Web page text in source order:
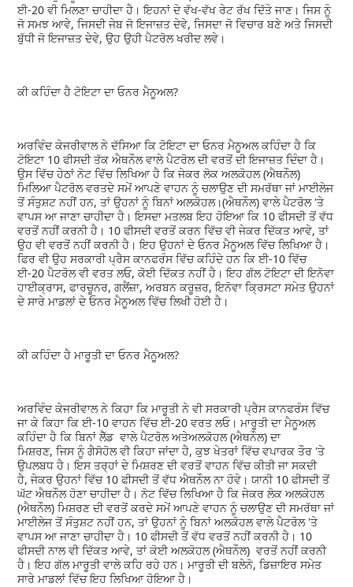
ਈ-20 ਵੀ ਮਿਲਣਾ ਚਾਹੀਦਾ ਹੈ। ਇਹਨਾਂ ਦੇ ਵੱਖ-ਵੱਖ ਰੇਟ ਰੱਖ ਦਿੱਤੇ ਜਾਣ। ਜਿਸ ਨੂੰ
ਜੋ ਸਮਝ ਆਵੇ, ਜਿਸਦੀ ਜੇਬ ਜੋ ਇਜਾਜ਼ਤ ਦੇਵੇ, ਜਿਸਦਾ ਜੋ ਵਿਚਾਰ ਬਣੇ ਅਤੇ ਜਿਸਦੀ
ਬੁੱਧੀ ਜੋ ਇਜਾਜ਼ਤ ਦੇਵੇ, ਉਹ ਉਹੀ ਪੈਟਰੋਲ ਖਰੀਦ ਲਵੇ।
ਕੀ ਕਹਿੰਦਾ ਹੈ ਟੋਇਟਾ ਦਾ ਓਨਰ ਮੈਨੂਅਲ?
ਅਰਵਿੰਦ ਕੇਜਰੀਵਾਲ ਨੇ ਦੱਸਿਆ ਕਿ ਟੋਇਟਾ ਦਾ ਓਨਰ ਮੈਨੂਅਲ ਕਹਿੰਦਾ ਹੈ ਕਿ
ਟੋਇਟਾ 10 ਫੀਸਦੀ ਤੱਕ ਐਥਨੌਲ ਵਾਲੇ ਪੈਟਰੋਲ ਦੀ ਵਰਤੋਂ ਦੀ ਇਜਾਜ਼ਤ ਦਿੰਦਾ ਹੈ।
ਉਸ ਵਿੱਚ ਹੇਠਾਂ ਨੋਟ ਵਿੱਚ ਲਿਖਿਆ ਹੈ ਕਿ ਜੇਕਰ ਲੋਕ ਅਲਕੋਹਲ (ਐਥਨੌਲ)
ਮਿਲਿਆ ਪੈਟਰੋਲ ਵਰਤਦੇ ਸਮੇਂ ਆਪਣੇ ਵਾਹਨ ਨੂੰ ਚਲਾਉਣ ਦੀ ਸਮਰੱਥਾ ਜਾਂ ਮਾਈਲੇਜ
ਤੋਂ ਸੰਤੁਸ਼ਟ ਨਹੀਂ ਹਨ, ਤਾਂ ਉਹਨਾਂ ਨੂੰ ਬਿਨਾਂ ਅਲਕੋਹਲ।(ਐਥਨੌਲ) ਵਾਲੇ ਪੈਟਰੋਲ 'ਤੇ
ਵਾਪਸ ਆ ਜਾਣਾ ਚਾਹੀਦਾ ਹੈ। ਇਸਦਾ ਮਤਲਬ ਇਹ ਹੋਇਆ ਕਿ 10 ਫੀਸਦੀ ਤੋਂ ਵੱਧ
ਵਰਤੋਂ ਨਹੀਂ ਕਰਨੀ ਹੈ। 10 ਫੀਸਦੀ ਵਰਤੋਂ ਕਰਨ ਵਿੱਚ ਵੀ ਜੇਕਰ ਦਿੱਕਤ ਆਵੇ, ਤਾਂ
ਉਹ ਵੀ ਵਰਤੋਂ ਨਹੀਂ ਕਰਨੀ ਹੈ। ਇਹ ਉਹਨਾਂ ਦੇ ਓਨਰ ਮੈਨੂਅਲ ਵਿੱਚ ਲਿਖਿਆ ਹੈ।
ਫਿਰ ਵੀ ਉਹ ਸਰਕਾਰੀ ਪ੍ਰੈਸ ਕਾਨਫਰੰਸ ਵਿੱਚ ਕਹਿੰਦੇ ਹਨ ਕਿ ਈ-10 ਵਿੱਚ
ਈ-20 ਪੈਟਰੋਲ ਵੀ ਵਰਤ ਲਓ, ਕੋਈ ਦਿੱਕਤ ਨਹੀਂ ਹੈ। ਇਹ ਗੱਲ ਟੋਇਟਾ ਦੀ ਇਨੋਵਾ
ਹਾਈਕ੍ਰਾਸ, ਫਾਰਚੂਨਰ, ਗਲੈਂਜ਼ਾ, ਅਰਬਨ ਕਰੂਜ਼ਰ, ਇਨੋਵਾ ਕ੍ਰਿਸਟਾ ਸਮੇਤ ਉਹਨਾਂ
ਦੇ ਸਾਰੇ ਮਾਡਲਾਂ ਦੇ ਓਨਰ ਮੈਨੂਅਲ ਵਿੱਚ ਲਿਖੀ ਹੋਈ ਹੈ।
ਕੀ ਕਹਿੰਦਾ ਹੈ ਮਾਰੂਤੀ ਦਾ ਓਨਰ ਮੈਨੂਅਲ?
ਅਰਵਿੰਦ ਕੇਜਰੀਵਾਲ ਨੇ ਕਿਹਾ ਕਿ ਮਾਰੂਤੀ ਨੇ ਵੀ ਸਰਕਾਰੀ ਪ੍ਰੈਸ ਕਾਨਫਰੰਸ ਵਿੱਚ
ਜਾ ਕੇ ਕਿਹਾ ਕਿ ਈ-10 ਵਾਹਨ ਵਿੱਚ ਈ-20 ਵਰਤ ਲਓ। ਮਾਰੂਤੀ ਦਾ ਮੈਨੂਅਲ
ਕਹਿੰਦਾ ਹੈ ਕਿ ਬਿਨਾਂ ਲੈੱਡ ਵਾਲੇ ਪੈਟਰੋਲ ਅਤੇਅਲਕੋਹਲ (ਐਥਨੌਲ) ਦਾ
ਮਿਸ਼ਰਣ, ਜਿਸ ਨੂੰ ਗੈਸੋਹੋਲ ਵੀ ਕਿਹਾ ਜਾਂਦਾ ਹੈ, ਕੁਝ ਖੇਤਰਾਂ ਵਿੱਚ ਵਪਾਰਕ ਤੌਰ 'ਤੇ
ਉਪਲਬਧ ਹੈ। ਇਸ ਤਰ੍ਹਾਂ ਦੇ ਮਿਸ਼ਰਣ ਦੀ ਵਰਤੋਂ ਵਾਹਨ ਵਿੱਚ ਕੀਤੀ ਜਾ ਸਕਦੀ
ਹੈ, ਜੇਕਰ ਉਹਨਾਂ ਵਿੱਚ 10 ਫੀਸਦੀ ਤੋਂ ਵੱਧ ਐਥਨੌਲ ਨਾ ਹੋਵੇ। ਯਾਨੀ 10 ਫੀਸਦੀ ਤੋਂ
ਘੱਟ ਐਥਨੌਲ ਹੋਣਾ ਚਾਹੀਦਾ ਹੈ। ਨੋਟ ਵਿੱਚ ਲਿਖਿਆ ਹੈ ਕਿ ਜੇਕਰ ਲੋਕ ਅਲਕੋਹਲ
(ਐਥਨੌਲ) ਮਿਸ਼ਰਣ ਦੀ ਵਰਤੋਂ ਕਰਦੇ ਸਮੇਂ ਆਪਣੇ ਵਾਹਨ ਨੂੰ ਚਲਾਉਣ ਦੀ ਸਮਰੱਥਾ ਜਾਂ
ਮਾਈਲੇਜ ਤੋਂ ਸੰਤੁਸ਼ਟ ਨਹੀਂ ਹਨ, ਤਾਂ ਉਹਨਾਂ ਨੂੰ ਬਿਨਾਂ ਅਲਕੋਹਲ ਵਾਲੇ ਪੈਟਰੋਲ 'ਤੇ
ਵਾਪਸ ਆ ਜਾਣਾ ਚਾਹੀਦਾ ਹੈ। 10 ਫੀਸਦੀ ਤੋਂ ਵੱਧ ਵਰਤੋਂ ਨਹੀਂ ਕਰਨੀ ਹੈ। 10
ਫੀਸਦੀ ਨਾਲ ਵੀ ਦਿੱਕਤ ਆਵੇ, ਤਾਂ ਕੋਈ ਅਲਕੋਹਲ (ਐਥਨੌਲ) ਵਰਤੋਂ ਨਹੀਂ ਕਰਨੀ
ਹੈ। ਇਹ ਗੱਲ ਮਾਰੂਤੀ ਵਾਲੇ ਕਹਿ ਰਹੇ ਹਨ। ਮਾਰੂਤੀ ਦੀ ਬਲੇਨੋ, ਡਿਜ਼ਾਇਰ ਸਮੇਤ
ਸਾਰੇ ਮਾਡਲਾਂ ਵਿੱਚ ਇਹ ਲਿਖਿਆ ਹੋਇਆ ਹੈ।